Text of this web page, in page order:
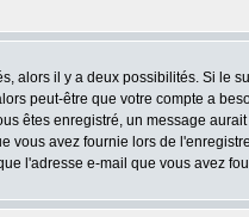
alors il y a deux possibilités. Si le
peut-être que votre compte a
êtes enregistré, un message
avez fournie lors de
l'adresse e-mail que vous avez